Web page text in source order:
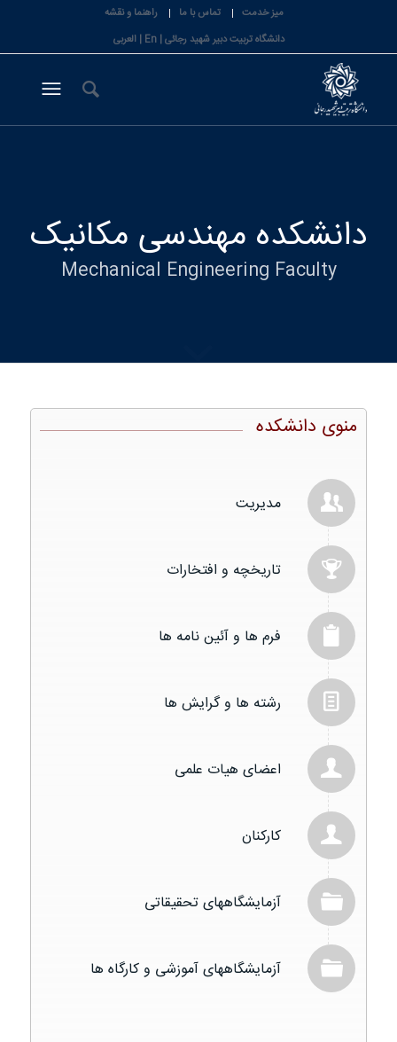
میز خدمت تماس با ما
راهنما و نقشه
دانشگاه تربیت دبیر شهید رجائی |En
|العربی
دانشکده مهندسی مکانیک
Mechanical Engineering Faculty
منوی دانشکده
مدیریت
تاریخچه و افتخارات
فرم ها و آئین نامه ها
رشته ها و گرایش ها
اعضای هیات علمی
کارکنان
آزمایشگاههای تحقیقاتی
آزمایشگاههای آموزشی و کارگاه ها